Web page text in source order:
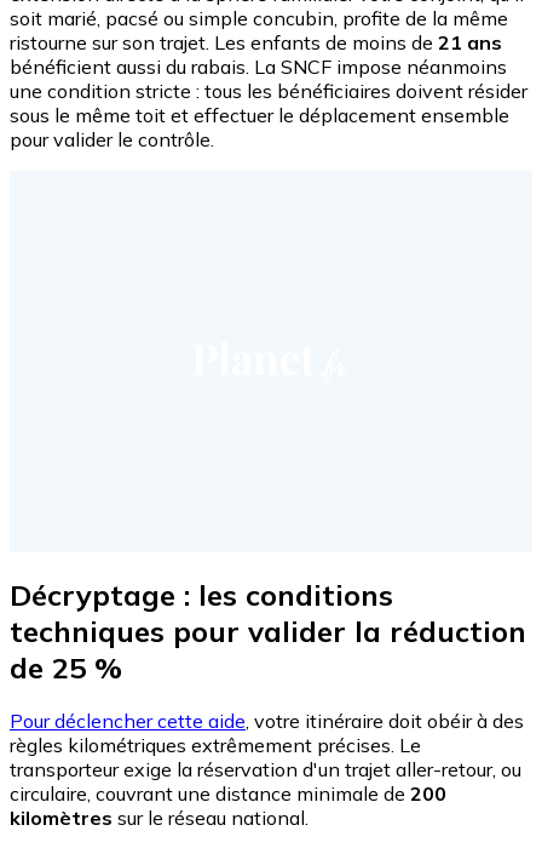
soit marié, pacsé ou simple concubin, profite de la même
ristourne sur son trajet. Les enfants de moins de 21 ans
bénéficient aussi du rabais. La SNCF impose néanmoins
une condition stricte : tous les bénéficiaires doivent résider
sous le même toit et effectuer le déplacement ensemble
pour valider le contrôle.
Décryptage : les conditions
techniques pour valider la réduction
de 25 %
Pour déclencher cette aide, votre itinéraire doit obéir à des
règles kilométriques extrêmement précises. Le
transporteur exige la réservation d'un trajet aller-retour, ou
circulaire, couvrant une distance minimale de 200
kilomètres sur le réseau national.